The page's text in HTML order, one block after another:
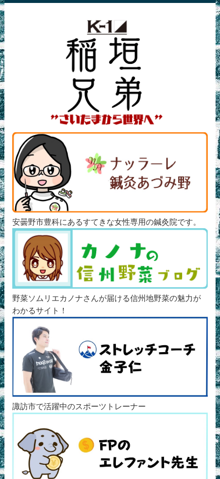
安曇野市豊科にあるすてきな女性専用の鍼灸院です。
野菜ソムリエカノナさんが届ける信州地野菜の魅力が
わかるサイト！
諏訪市で活躍中のスポーツトレーナー